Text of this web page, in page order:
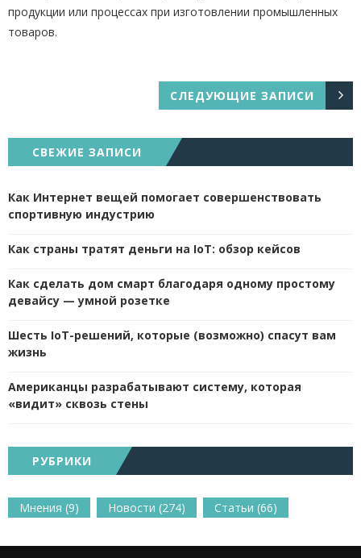
продукции или процессах при изготовлении промышленных
товаров.
СЛЕДУЮЩИЕ ЗАПИСИ
СВЕЖИЕ ЗАПИСИ
Как Интернет вещей помогает совершенствовать
спортивную индустрию
Как страны тратят деньги на IoT: обзор кейсов
Как сделать дом смарт благодаря одному простому
девайсу — умной розетке
Шесть IoT-решений, которые (возможно) спасут вам
жизнь
Американцы разрабатывают систему, которая
«видит» сквозь стены
РУБРИКИ
Мнения (9) Новости (274) Статьи (66)